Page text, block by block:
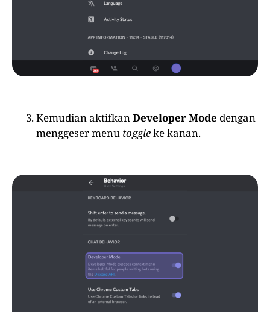
Kemudian aktifkanDeveloper Mode dengan
menggeser menu toggleke kanan.